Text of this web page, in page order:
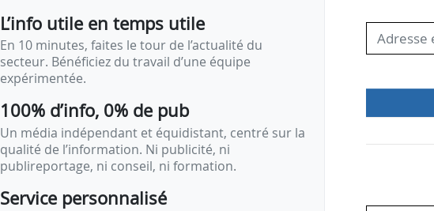
L’info utile en temps utile
En 10 minutes, faites le tour de l’actualité du
secteur. Bénéficiez du travail d’une équipe
expérimentée.
100% d’info, 0% de pub
Un média indépendant et équidistant, centré sur la
qualité de l’information. Ni publicité, ni
publireportage, ni conseil, ni formation.
Service personnalisé